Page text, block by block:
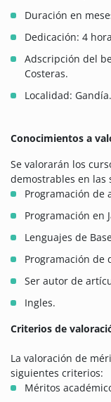
Duración en
Dedicación: 4
Adscripción del
Costeras.
Localidad: Gandía.
Conocimientos a
Se valorarán los
demostrables en las
Programación de
Programación en
Lenguajes de
Programación de
Ser autor de
Ingles.
Criterios de
La valoración de
siguientes criterios:
Méritos